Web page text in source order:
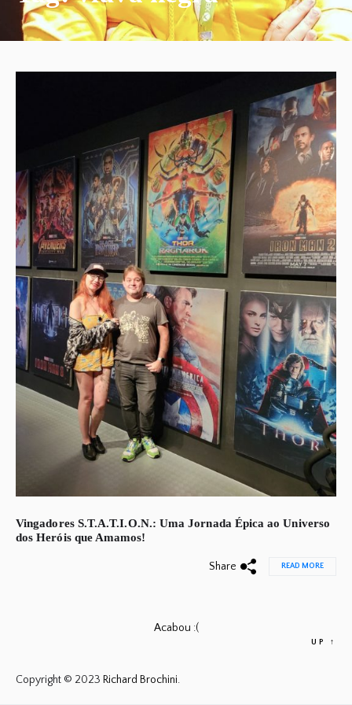
Vingadores S.T.A.T.I.O.N.: Uma Jornada Épica ao Universo
dos Heróis que Amamos!
Share READ MORE
Acabou :(
Copyright © 2023 Richard Brochini.
UP ↑